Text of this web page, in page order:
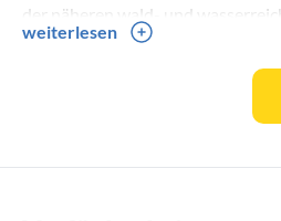
der näheren wald- und
können, schauen Sie bitte auch
Dabel OT Holzendorf
weiterlesen